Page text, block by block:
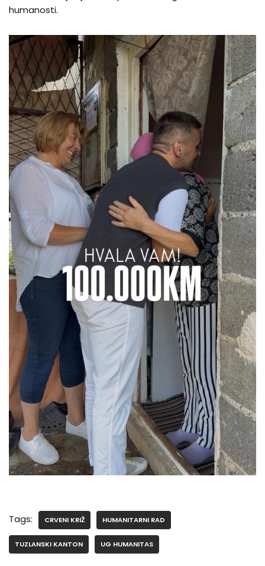
humanosti.
Tags: CRVENI KRIŽ HUMANITARNI RAD
TUZLANSKI KANTON UG HUMANITAS